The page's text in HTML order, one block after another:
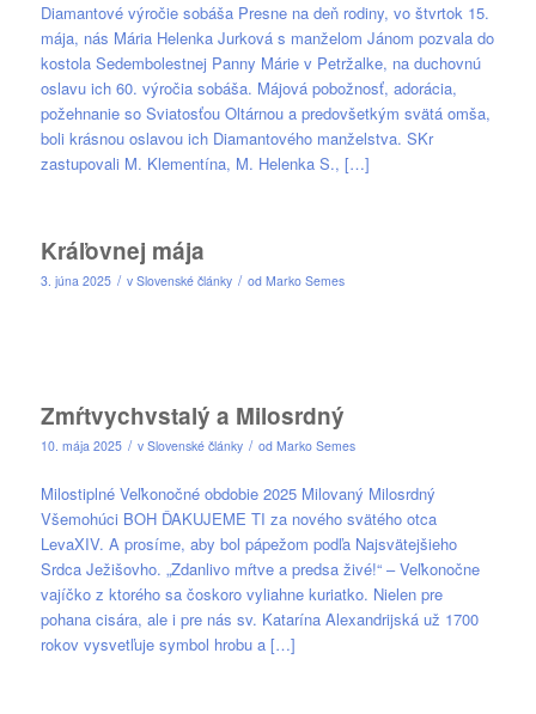
Diamantové výročie sobáša Presne na deň rodiny, vo štvrtok 15.
mája, nás Mária Helenka Jurková s manželom Jánom pozvala do
kostola Sedembolestnej Panny Márie v Petržalke, na duchovnú
oslavu ich 60. výročia sobáša. Májová pobožnosť, adorácia,
požehnanie so Sviatosťou Oltárnou a predovšetkým svätá omša,
boli krásnou oslavou ich Diamantového manželstva. SKr
zastupovali M. Klementína, M. Helenka S., […]
Kráľovnej mája
3. júna 2025 / v Slovenské články / od Marko Semes
Zmŕtvychvstalý a Milosrdný
10. mája 2025 / v Slovenské články / od Marko Semes
Milostiplné Veľkonočné obdobie 2025 Milovaný Milosrdný
Všemohúci BOH ĎAKUJEME TI za nového svätého otca
LevaXIV. A prosíme, aby bol pápežom podľa Najsvätejšieho
Srdca Ježišovho. „Zdanlivo mŕtve a predsa živé!“ – Veľkonočne
vajíčko z ktorého sa čoskoro vyliahne kuriatko. Nielen pre
pohana cisára, ale i pre nás sv. Katarína Alexandrijská už 1700
rokov vysvetľuje symbol hrobu a […]